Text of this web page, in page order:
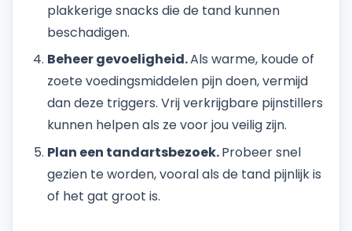
plakkerige snacks die de tand kunnen
beschadigen.
Beheer gevoeligheid.Als warme, koude of
zoete voedingsmiddelen pijn doen, vermijd
dan deze triggers. Vrij verkrijgbare pijnstillers
kunnen helpen als ze voor jou veilig zijn.
Plan een tandartsbezoek.Probeer snel
gezien te worden, vooral als de tand pijnlijk is
of het gat groot is.